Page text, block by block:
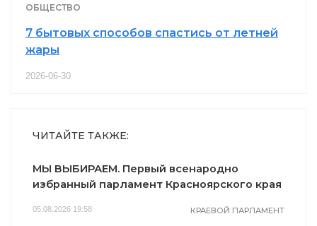
ОБЩЕСТВО
7 бытовых способов спастись от летней
жары
2026-06-30
ЧИТАЙТЕ ТАКЖЕ:
МЫ ВЫБИРАЕМ. Первый всенародно
избранный парламент Красноярского края
05.08.2026 19:58 КРАЕВОЙ ПАРЛАМЕНТ